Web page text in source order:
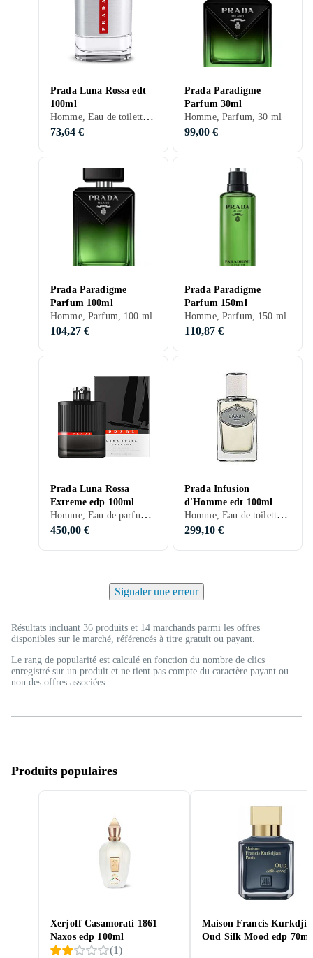
Prada Luna Rossa edt
100ml
Homme, Eau de toilette, 100 ml, Luna Rossa, Musc, Bois de santal, Fèves tonka, Ambrette, Apelsin, Menthe, Violette, Lys, Lavande, Freesia, Citron, Ros, Orchidée, Orange sanguine, Salvia, Orange amère, Cuir, Vanille, Ambre gris
73,64 €
Prada Paradigme
Parfum 30ml
Homme, Parfum, 30 ml
99,00 €
Prada Paradigme
Parfum 100ml
Homme, Parfum, 100 ml
104,27 €
Prada Paradigme
Parfum 150ml
Homme, Parfum, 150 ml
110,87 €
Prada Luna Rossa
Extreme edp 100ml
Homme, Eau de parfum, 100 ml, Luna Rossa, Lavande, Genévrier, Bergamote, Labdanum, Poivre, Vanille, Ambre gris
450,00 €
Prada Infusion
d'Homme edt 100ml
Homme, Eau de toilette, 100 ml, Bois de cèdre, Mandarine, Neroli, Vétiver, Aldéhydes, Encens, Bois, Benjoin, Galbanum, Oliban, Iris
299,10 €
Signaler une erreur
Résultats incluant 36 produits et 14 marchands parmi les offres
disponibles sur le marché, référencés à titre gratuit ou payant.
Le rang de popularité est calculé en fonction du nombre de clics
enregistré sur un produit et ne tient pas compte du caractère payant ou
non des offres associées.
Produits populaires
Xerjoff Casamorati 1861
Naxos edp 100ml
(1)
Maison Francis
Oud Silk Mood edp 70ml